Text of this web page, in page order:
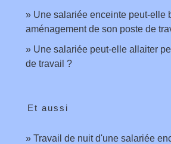
Une salariée enceinte peut-elle
aménagement de son poste de
Une salariée peut-elle allaiter
de travail ?
Et aussi
Travail de nuit d'une salariée